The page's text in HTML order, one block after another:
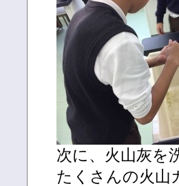
次に、火山灰を
たくさんの火山